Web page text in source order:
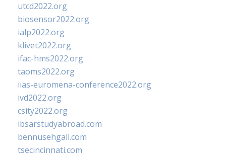
utcd2022.org
biosensor2022.org
ialp2022.org
klivet2022.org
ifac-hms2022.org
taoms2022.org
iias-euromena-conference2022.org
ivd2022.org
csity2022.org
ibsarstudyabroad.com
bennusehgall.com
tsecincinnati.com